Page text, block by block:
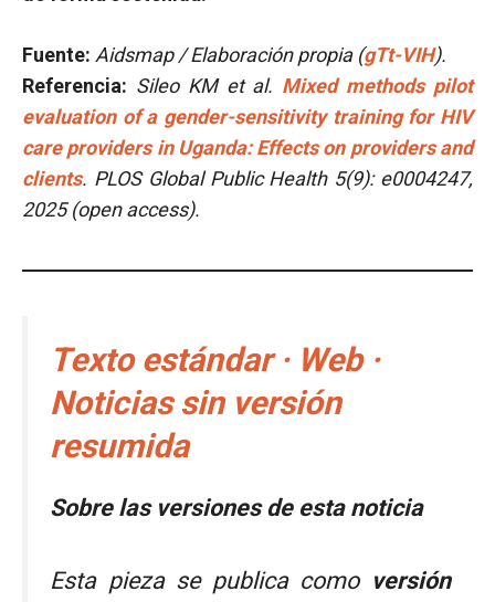
Fuente: Aidsmap / Elaboración propia (gTt-VIH).
Referencia: Sileo KM et al. Mixed methods pilot
evaluation of a gender-sensitivity training for HIV
care providers in Uganda: Effects on providers and
clients. PLOS Global Public Health 5(9): e0004247,
2025 (open access).
Texto estándar · Web ·
Noticias sin versión
resumida
Sobre las versiones de esta noticia
Esta pieza se publica como versión